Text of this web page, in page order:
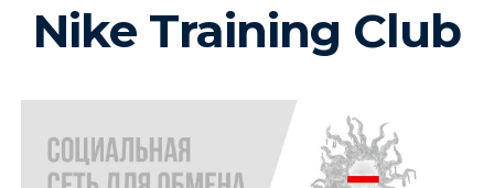
Nike Training Club